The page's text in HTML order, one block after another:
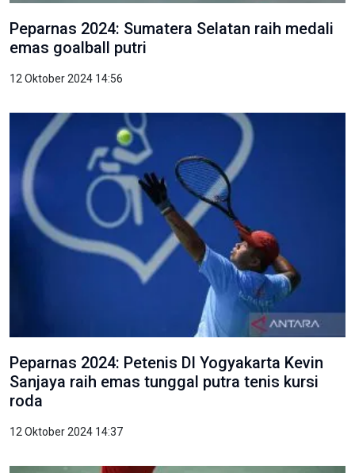
Peparnas 2024: Sumatera Selatan raih medali
emas goalball putri
12 Oktober 2024 14:56
Peparnas 2024: Petenis DI Yogyakarta Kevin
Sanjaya raih emas tunggal putra tenis kursi
roda
12 Oktober 2024 14:37